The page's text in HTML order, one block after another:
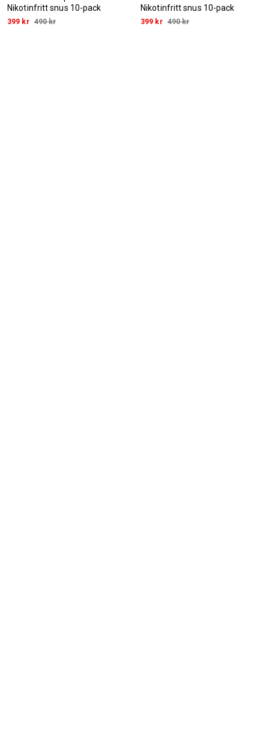
Nikotinfritt snus 10-pack
399 kr 490 kr
Nikotinfritt snus 10-pack
399 kr 490 kr